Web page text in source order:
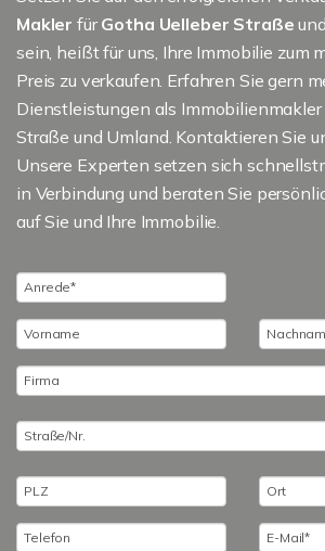
Makler fürGotha Uelleber Straßeund
sein, heißt für uns, Ihre Immobilie zum
Preis zu verkaufen. Erfahren Sie gern
Dienstleistungen als
Straße und Umland. Kontaktieren Sie
Unsere Experten setzen sich
in Verbindung und beraten Sie
auf Sie und Ihre Immobilie.